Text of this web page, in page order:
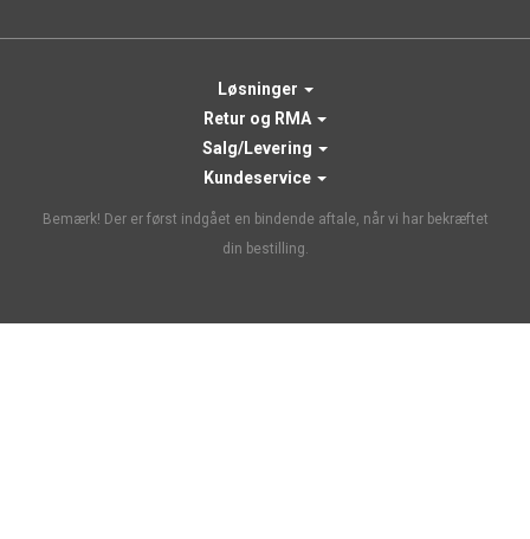
Løsninger
Retur og RMA
Salg/Levering
Kundeservice
Bemærk! Der er først indgået en bindende aftale, når vi har bekræftet
din bestilling.